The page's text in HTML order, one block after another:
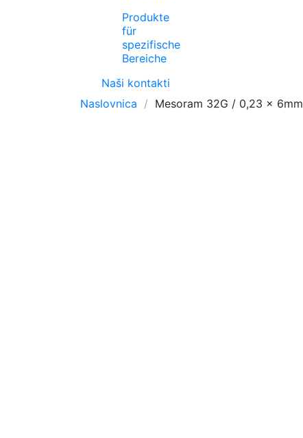
Produkte
für
spezifische
Bereiche
Naši kontakti
Naslovnica
Mesoram 32G / 0,23 x 6mm